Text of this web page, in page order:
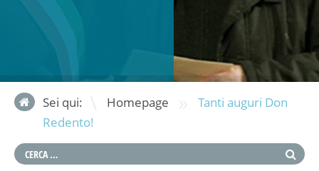
Sei qui: Homepage »
Tanti auguri Don
Redento!